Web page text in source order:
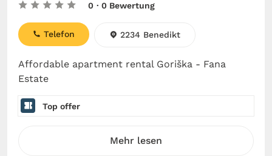
0 · 0 Bewertung
Affordable apartment rental Goriška - Fana
Estate
Telefon 2234 Benedikt
Top offer
Mehr lesen